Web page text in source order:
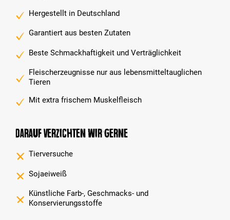
Hergestellt in Deutschland
Garantiert aus besten Zutaten
Beste Schmackhaftigkeit und Verträglichkeit
Fleischerzeugnisse nur aus lebensmitteltauglichen
Tieren
Mit extra frischem Muskelfleisch
Darauf verzichten wir gerne
Tierversuche
Sojaeiweiß
Künstliche Farb-, Geschmacks- und
Konservierungsstoffe